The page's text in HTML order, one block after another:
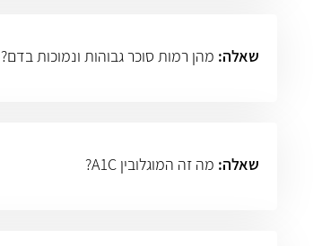
שאלה: מהן רמות סוכר גבוהות ונמוכות בדם?
שאלה: מה זה המוגלובין A1C?